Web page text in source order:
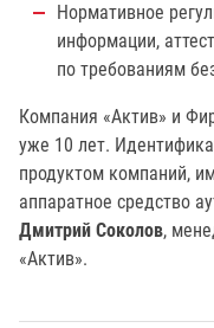
Нормативное
информации,
по требованиям
Компания «Актив» и
уже 10 лет.
продуктом компаний,
аппаратное средство
Дмитрий Соколов,
«Актив».